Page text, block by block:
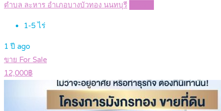
ตำบล ละหาร อำเภอบางบัวทอง นนทบุรี
1-5 ไร่
1 ปี ago
ขาย For Sale
12,000฿